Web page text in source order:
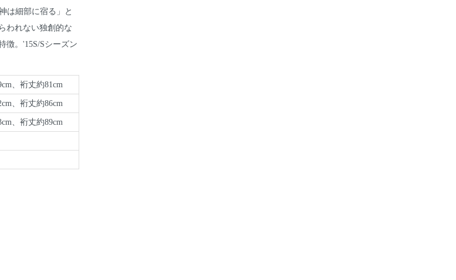
は細部に宿る」と
われない独創的な
徴。'15S/Sシーズン
、裄丈約81cm
、裄丈約86cm
、裄丈約89cm